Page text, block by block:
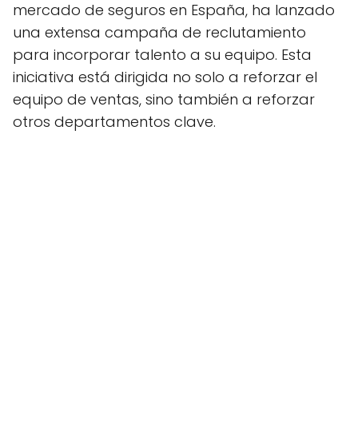
mercado de seguros en España, ha lanzado
una extensa campaña de reclutamiento
para incorporar talento a su equipo. Esta
iniciativa está dirigida no solo a reforzar el
equipo de ventas, sino también a reforzar
otros departamentos clave.